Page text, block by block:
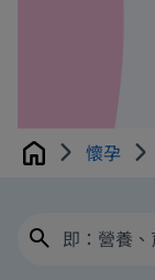
Home 懷孕